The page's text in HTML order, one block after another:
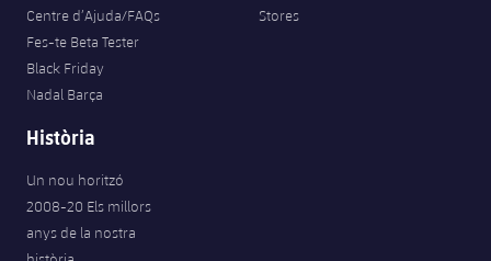
Centre d’Ajuda/FAQs
Fes-te Beta Tester
Black Friday
Nadal Barça
Stores
Història
Un nou horitzó
2008-20 Els millors
anys de la nostra